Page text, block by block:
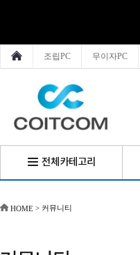
조립PC 무이자PC
전체카테고리
HOME > 커뮤니티